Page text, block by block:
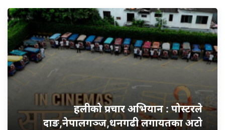
हलीको प्रचार अभियान : पोस्टरले
दाङ,नेपालगञ्ज,धनगढी लगायतका अटो